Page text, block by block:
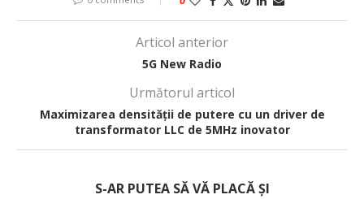
Articol anterior
5G New Radio
Următorul articol
Maximizarea densității de putere cu un driver de
transformator LLC de 5MHz inovator
S-AR PUTEA SĂ VĂ PLACĂ ȘI